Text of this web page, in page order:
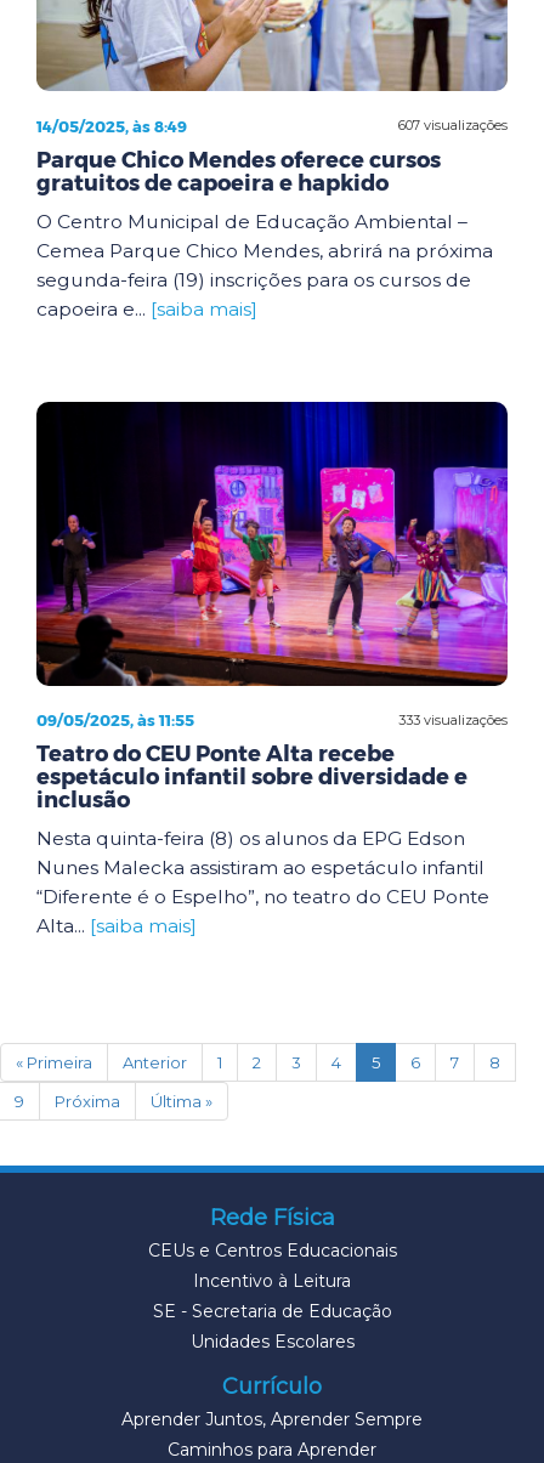
607 visualizações
14/05/2025, às 8:49
Parque Chico Mendes oferece cursos
gratuitos de capoeira e hapkido
O Centro Municipal de Educação Ambiental –
Cemea Parque Chico Mendes, abrirá na próxima
segunda-feira (19) inscrições para os cursos de
capoeira e... [saiba mais]
333 visualizações
09/05/2025, às 11:55
Teatro do CEU Ponte Alta recebe
espetáculo infantil sobre diversidade e
inclusão
Nesta quinta-feira (8) os alunos da EPG Edson
Nunes Malecka assistiram ao espetáculo infantil
“Diferente é o Espelho”, no teatro do CEU Ponte
Alta... [saiba mais]
« Primeira Anterior 1 2 3 4 5(current)
6 7
8
9
Próxima Última »
Rede Física
CEUs e Centros Educacionais
Incentivo à Leitura
SE - Secretaria de Educação
Unidades Escolares
Currículo
Aprender Juntos, Aprender Sempre
Caminhos para Aprender